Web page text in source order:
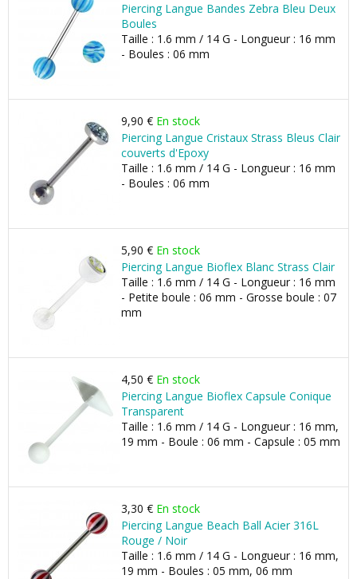
Piercing Langue Bandes Zebra Bleu Deux
Boules
Taille : 1.6 mm / 14 G - Longueur : 16 mm
- Boules : 06 mm
9,90 € En stock
Piercing Langue Cristaux Strass Bleus Clair
couverts d'Epoxy
Taille : 1.6 mm / 14 G - Longueur : 16 mm
- Boules : 06 mm
5,90 € En stock
Piercing Langue Bioflex Blanc Strass Clair
Taille : 1.6 mm / 14 G - Longueur : 16 mm
- Petite boule : 06 mm - Grosse boule : 07
mm
4,50 € En stock
Piercing Langue Bioflex Capsule Conique
Transparent
Taille : 1.6 mm / 14 G - Longueur : 16 mm,
19 mm - Boule : 06 mm - Capsule : 05 mm
3,30 € En stock
Piercing Langue Beach Ball Acier 316L
Rouge / Noir
Taille : 1.6 mm / 14 G - Longueur : 16 mm,
19 mm - Boules : 05 mm, 06 mm